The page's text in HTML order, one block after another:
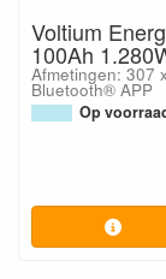
Voltium
100Ah
Afmetingen: 307
Bluetooth® APP
Op